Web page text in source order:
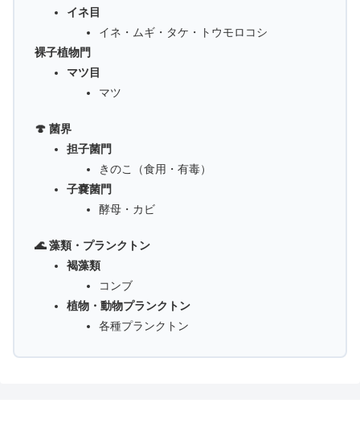
イネ目
イネ・ムギ・タケ・トウモロコシ
裸子植物門
マツ目
マツ
🍄 菌界
担子菌門
きのこ（食用・有毒）
子嚢菌門
酵母・カビ
🌊 藻類・プランクトン
褐藻類
コンブ
植物・動物プランクトン
各種プランクトン